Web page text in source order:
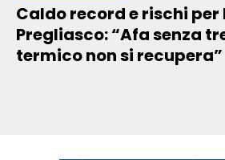
Caldo record e rischi per
Pregliasco: “Afa senza
termico non si recupera”